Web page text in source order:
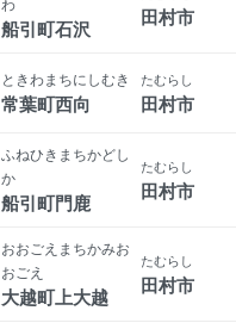
わ
船引町石沢
田村市
ときわまちにしむき
常葉町西向
たむらし
田村市
ふねひきまちかどし
か
船引町門鹿
たむらし
田村市
おおごえまちかみお
おごえ
大越町上大越
たむらし
田村市